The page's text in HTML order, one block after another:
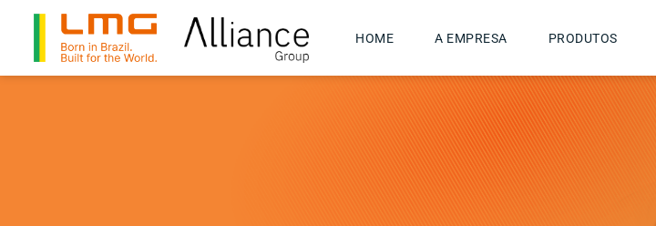
HOME A EMPRESA PRODUTOS